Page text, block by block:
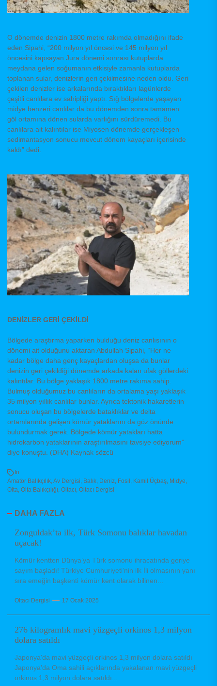
O dönemde denizin 1800 metre rakımda olmadığını ifade
eden Sipahi, “200 milyon yıl öncesi ve 145 milyon yıl
öncesini kapsayan Jura dönemi sonrası kutuplarda
meydana gelen soğumanın etkisiyle zamanla kutuplarda
toplanan sular, denizlerin geri çekilmesine neden oldu. Geri
çekilen denizler ise arkalarında bıraktıkları lagünlerde
çeşitli canlılara ev sahipliği yaptı. Sığ bölgelerde yaşayan
midye benzeri canlılar da bu dönemden sonra tamamen
göl ortamına dönen sularda varlığını sürdüremedi. Bu
canlılara ait kalıntılar ise Miyosen dönemde gerçekleşen
sedimantasyon sonucu mevcut dönem kayaçları içerisinde
kaldı” dedi.
DENİZLER GERİ ÇEKİLDİ
Bölgede araştırma yaparken bulduğu deniz canlısının o
dönemi ait olduğunu aktaran Abdullah Sipahi, “Her ne
kadar bölge daha genç kayaçlardan oluşsa da bunlar
denizin geri çekildiği dönemde arkada kalan ufak göllerdeki
kalıntılar. Bu bölge yaklaşık 1800 metre rakıma sahip.
Bulmuş olduğumuz bu canlıların da ortalama yaşı yaklaşık
35 milyon yıllık canlılar bunlar. Ayrıca tektonik hakaretlerin
sonucu oluşan bu bölgelerde bataklıklar ve delta
ortamlarında gelişen kömür yataklarını da göz önünde
bulundurmak gerek. Bölgede kömür yatakları hatta
hidrokarbon yataklarının araştırılmasını tavsiye ediyorum”
diye konuştu. (DHA) Kaynak sözcü
In
Amatör Balıkçılık,Av Dergisi, Balık, Deniz, Fosil , Kamil Üçbaş, Midye,
Olta, Olta Balıkçılığı, Oltacı, Oltacı Dergisi
DAHA FAZLA
Zonguldak’ta ilk, Türk Somonu balıklar havadan
uçacak!
Kömür kentten Dünya’ya Türk somonu ihracatında geriye
sayım başladı! Türkiye Cumhuriyeti’nin ilk İli olmasının yanı
sıra emeğin başkenti kömür kent olarak bilinen...
Oltacı Dergisi 17 Ocak 2025
276 kilogramlık mavi yüzgeçli orkinos 1,3 milyon
dolara satıldı
Japonya'da mavi yüzgeçli orkinos 1,3 milyon dolara satıldı
Japonya'da Oma sahili açıklarında yakalanan mavi yüzgeçli
orkinos 1,3 milyon dolara satıldı...